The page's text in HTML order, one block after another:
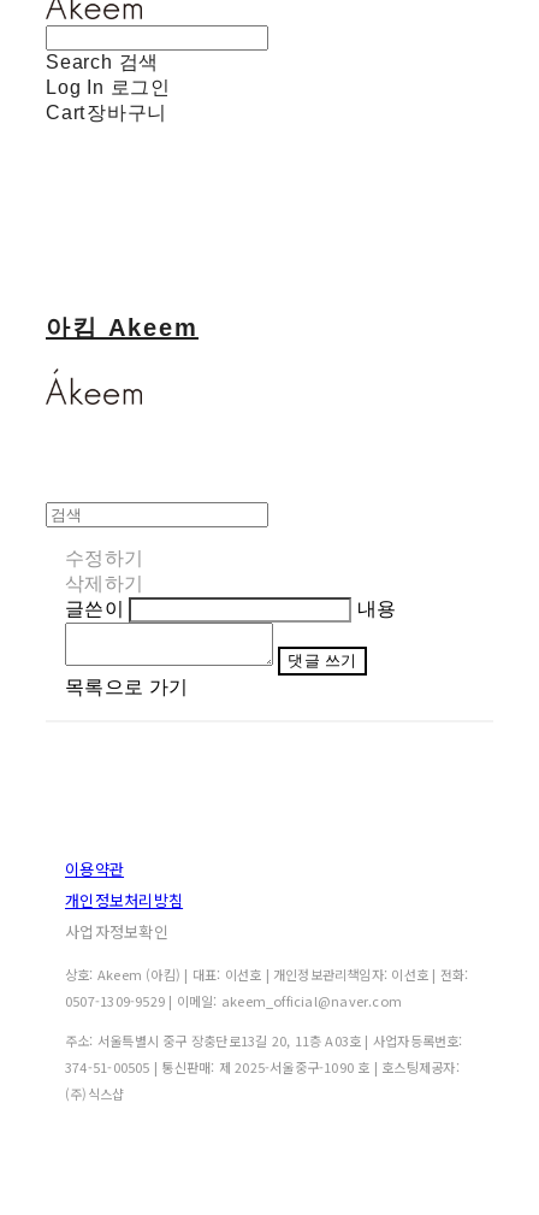
Search 검색
Log In 로그인
Cart장바구니
아킴 Akeem
수정하기
삭제하기
글쓴이
내용
댓글 쓰기
목록으로 가기
이용약관
개인정보처리방침
사업자정보확인
상호: Akeem (아킴) | 대표: 이선호 | 개인정보관리책임자: 이선호 | 전화:
0507-1309-9529 | 이메일: akeem_official@naver.com
주소: 서울특별시 중구 장충단로13길 20, 11층 A03호 | 사업자등록번호:
374-51-00505 | 통신판매: 제 2025-서울중구-1090 호 | 호스팅제공자:
(주)식스샵